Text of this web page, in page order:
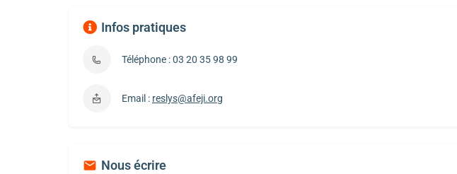
Infos pratiques
Téléphone : 03 20 35 98 99
Email : reslys@afeji.org
Nous écrire